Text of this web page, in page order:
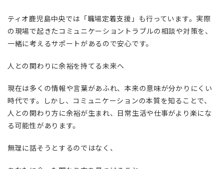
ティオ鹿児島中央では「職場定着支援」も行っています。実際
の現場で起きたコミュニケーショントラブルの相談や対策を、
一緒に考えるサポートがあるので安心です。
人との関わりに余裕を持てる未来へ
現在は多くの情報や言葉があふれ、本来の意味が分かりにくい
時代です。しかし、コミュニケーションの本質を知ることで、
人との関わり方に余裕が生まれ、日常生活や仕事がより楽にな
る可能性があります。
無理に話そうとするのではなく、